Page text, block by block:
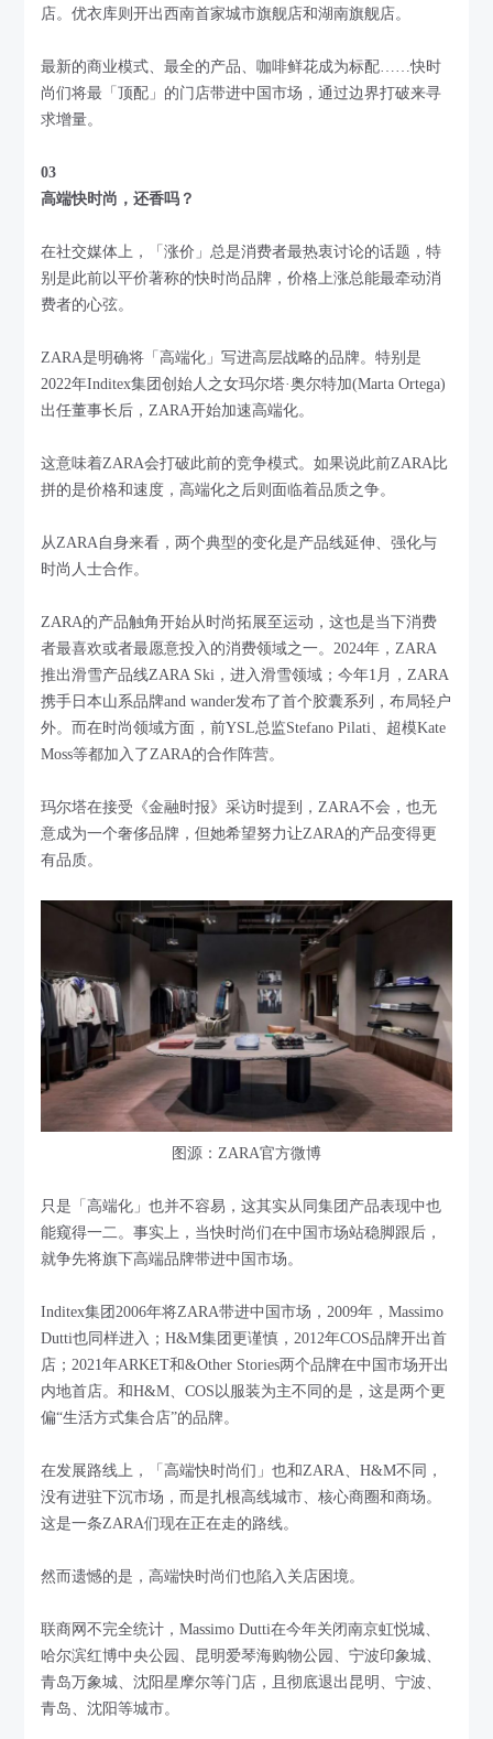
店。优衣库则开出西南首家城市旗舰店和湖南旗舰店。
最新的商业模式、最全的产品、咖啡鲜花成为标配……快时
尚们将最「顶配」的门店带进中国市场，通过边界打破来寻
求增量。
03
高端快时尚，还香吗？
在社交媒体上，「涨价」总是消费者最热衷讨论的话题，特
别是此前以平价著称的快时尚品牌，价格上涨总能最牵动消
费者的心弦。
ZARA是明确将「高端化」写进高层战略的品牌。特别是
2022年Inditex集团创始人之女玛尔塔·奥尔特加(Marta Ortega)
出任董事长后，ZARA开始加速高端化。
这意味着ZARA会打破此前的竞争模式。如果说此前ZARA比
拼的是价格和速度，高端化之后则面临着品质之争。
从ZARA自身来看，两个典型的变化是产品线延伸、强化与
时尚人士合作。
ZARA的产品触角开始从时尚拓展至运动，这也是当下消费
者最喜欢或者最愿意投入的消费领域之一。2024年，ZARA
推出滑雪产品线ZARA Ski，进入滑雪领域；今年1月，ZARA
携手日本山系品牌and wander发布了首个胶囊系列，布局轻户
外。而在时尚领域方面，前YSL总监Stefano Pilati、超模Kate
Moss等都加入了ZARA的合作阵营。
玛尔塔在接受《金融时报》采访时提到，ZARA不会，也无
意成为一个奢侈品牌，但她希望努力让ZARA的产品变得更
有品质。
图源：ZARA官方微博
只是「高端化」也并不容易，这其实从同集团产品表现中也
能窥得一二。事实上，当快时尚们在中国市场站稳脚跟后，
就争先将旗下高端品牌带进中国市场。
Inditex集团2006年将ZARA带进中国市场，2009年，Massimo
Dutti也同样进入；H&M集团更谨慎，2012年COS品牌开出首
店；2021年ARKET和&Other Stories两个品牌在中国市场开出
内地首店。和H&M、COS以服装为主不同的是，这是两个更
偏“生活方式集合店”的品牌。
在发展路线上，「高端快时尚们」也和ZARA、H&M不同，
没有进驻下沉市场，而是扎根高线城市、核心商圈和商场。
这是一条ZARA们现在正在走的路线。
然而遗憾的是，高端快时尚们也陷入关店困境。
联商网不完全统计，Massimo Dutti在今年关闭南京虹悦城、
哈尔滨红博中央公园、昆明爱琴海购物公园、宁波印象城、
青岛万象城、沈阳星摩尔等门店，且彻底退出昆明、宁波、
青岛、沈阳等城市。